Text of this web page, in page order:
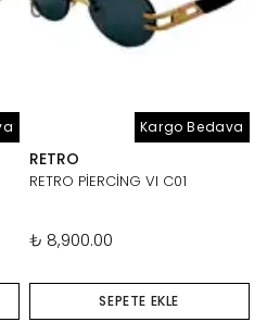
Kargo Bedava
RETRO
RETRO PİERCİNG VI C01
₺ 8,900.00
SEPETE EKLE